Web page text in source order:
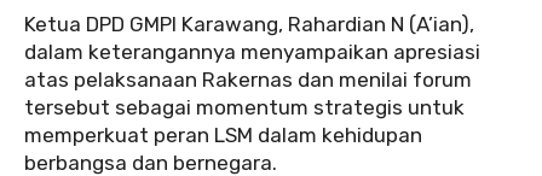
‎‎Ketua DPD GMPI Karawang, Rahardian N (A’ian),
dalam keterangannya menyampaikan apresiasi
atas pelaksanaan Rakernas dan menilai forum
tersebut sebagai momentum strategis untuk
memperkuat peran LSM dalam kehidupan
berbangsa dan bernegara.